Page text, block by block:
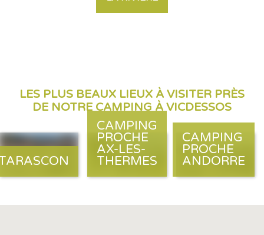
LES PLUS BEAUX LIEUX À VISITER PRÈS
DE NOTRE CAMPING À VICDESSOS
CAMPING
PROCHE
AX-LES-
THERMES
CAMPING
PROCHE
ANDORRE